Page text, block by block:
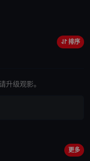
导致了警方的介入。最终
排序
升级观影。
更多